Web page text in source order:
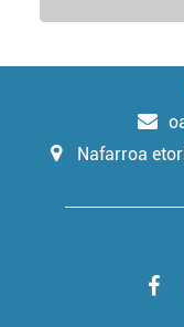
Nafarroa